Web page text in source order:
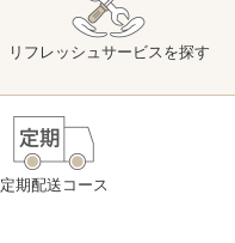
リフレッシュサービスを探す
定期配送コース